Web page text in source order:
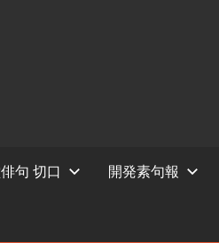
句 切口 開発素句報